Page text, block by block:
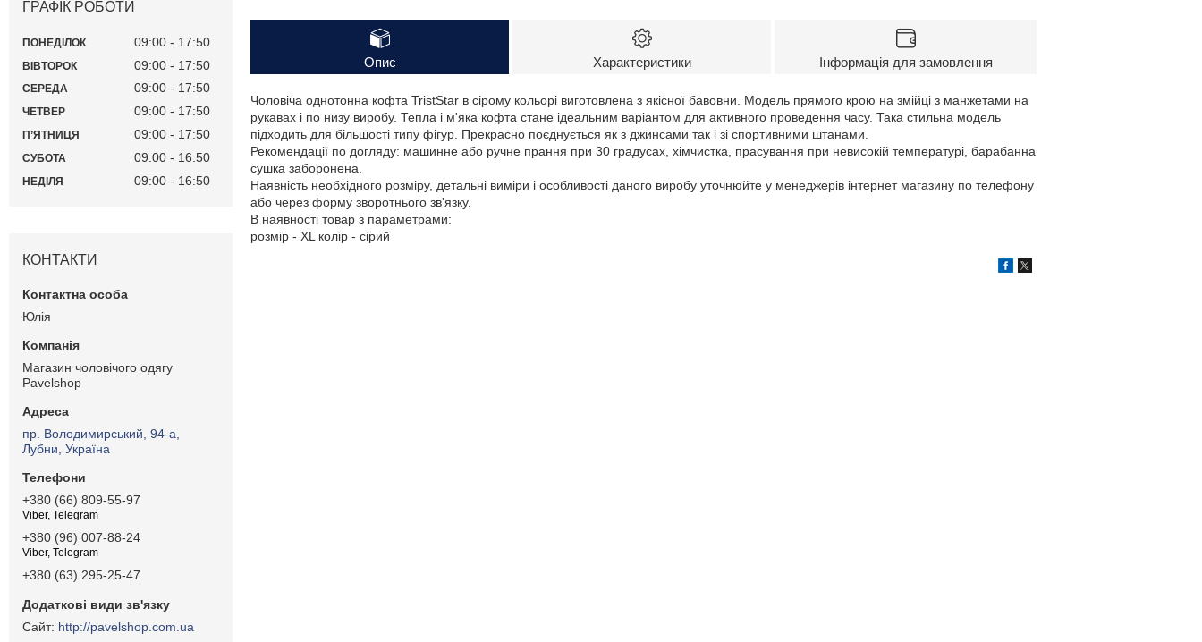
Опис Характеристики Інформація для замовлення
Чоловіча однотонна кофта TristStar в сірому кольорі виготовлена з якісної бавовни. Модель прямого крою на змійці з манжетами на
рукавах і по низу виробу. Тепла і м'яка кофта стане ідеальним варіантом для активного проведення часу. Така стильна модель
підходить для більшості типу фігур. Прекрасно поєднується як з джинсами так і зі спортивними штанами.
Рекомендації по догляду: машинне або ручне прання при 30 градусах, хімчистка, прасування при невисокій температурі, барабанна
сушка заборонена.
Наявність необхідного розміру, детальні виміри і особливості даного виробу уточнюйте у менеджерів інтернет магазину по телефону
або через форму зворотнього зв'язку.
В наявності товар з параметрами:
розмір - XL колір - сірий
ГРАФІК РОБОТИ
ПОНЕДІЛОК 09:00 17:50
ВІВТОРОК 09:00 17:50
СЕРЕДА 09:00 17:50
ЧЕТВЕР 09:00 17:50
ПʼЯТНИЦЯ 09:00 17:50
СУБОТА 09:00 16:50
НЕДІЛЯ 09:00 16:50
КОНТАКТИ
Юлія
Магазин чоловічого одягу
Pavelshop
пр. Володимирський, 94-а,
Лубни, Україна
+380 (66) 809-55-97
Viber, Telegram
+380 (96) 007-88-24
Viber, Telegram
+380 (63) 295-25-47
http://pavelshop.com.ua